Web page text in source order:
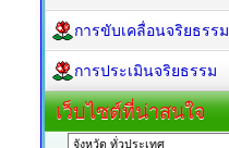
การขับเคลื่อนจริยธรรม
การประเมินจริยธรรม
เว็บไซต์ที่น่าสนใจ